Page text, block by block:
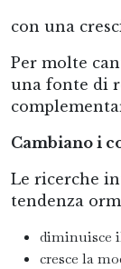
con una
Per molte
una fonte di
Cambiano i
Le ricerche
tendenza
diminuisce
cresce la